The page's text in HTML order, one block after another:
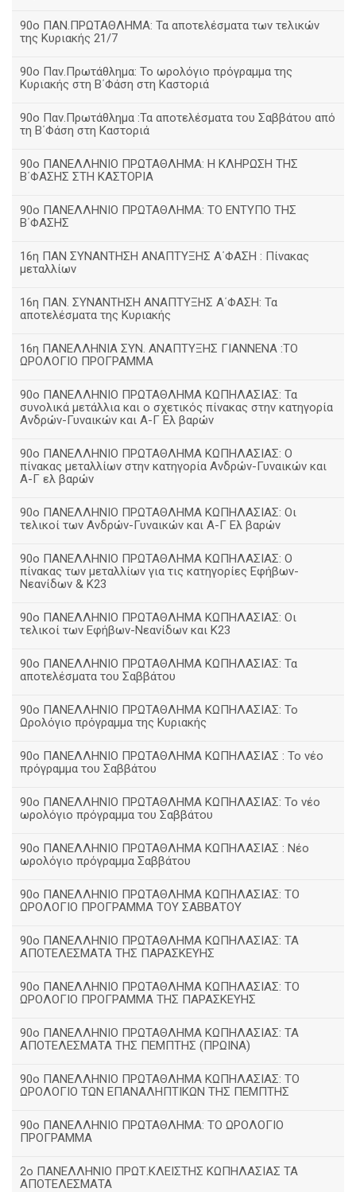
90ο ΠΑΝ.ΠΡΩΤΑΘΛΗΜΑ: Τα αποτελέσματα των τελικών
της Κυριακής 21/7
90ο Παν.Πρωτάθλημα: Το ωρολόγιο πρόγραμμα της
Κυριακής στη Β΄Φάση στη Καστοριά
90ο Παν.Πρωτάθλημα :Τα αποτελέσματα του Σαββάτου από
τη Β΄Φάση στη Καστοριά
90ο ΠΑΝΕΛΛΗΝΙΟ ΠΡΩΤΑΘΛΗΜΑ: Η ΚΛΗΡΩΣΗ ΤΗΣ
Β΄ΦΑΣΗΣ ΣΤΗ ΚΑΣΤΟΡΙΑ
90ο ΠΑΝΕΛΛΗΝΙΟ ΠΡΩΤΑΘΛΗΜΑ: ΤΟ ΕΝΤΥΠΟ ΤΗΣ
Β΄ΦΑΣΗΣ
16η ΠΑΝ ΣΥΝΑΝΤΗΣΗ ΑΝΑΠΤΥΞΗΣ Α΄ΦΑΣΗ : Πίνακας
μεταλλίων
16η ΠΑΝ. ΣΥΝΑΝΤΗΣΗ ΑΝΑΠΤΥΞΗΣ Α΄ΦΑΣΗ: Τα
αποτελέσματα της Κυριακής
16η ΠΑΝΕΛΛΗΝΙΑ ΣΥΝ. ΑΝΑΠΤΥΞΗΣ ΓΙΑΝΝΕΝΑ :ΤΟ
ΩΡΟΛΟΓΙΟ ΠΡΟΓΡΑΜΜΑ
90ο ΠΑΝΕΛΛΗΝΙΟ ΠΡΩΤΑΘΛΗΜΑ ΚΩΠΗΛΑΣΙΑΣ: Τα
συνολικά μετάλλια και ο σχετικός πίνακας στην κατηγορία
Ανδρών-Γυναικών και Α-Γ Ελ βαρών
90ο ΠΑΝΕΛΛΗΝΙΟ ΠΡΩΤΑΘΛΗΜΑ ΚΩΠΗΛΑΣΙΑΣ: Ο
πίνακας μεταλλίων στην κατηγορία Ανδρών-Γυναικών και
Α-Γ ελ βαρών
90ο ΠΑΝΕΛΛΗΝΙΟ ΠΡΩΤΑΘΛΗΜΑ ΚΩΠΗΛΑΣΙΑΣ: Οι
τελικοί των Ανδρών-Γυναικών και Α-Γ Ελ βαρών
90ο ΠΑΝΕΛΛΗΝΙΟ ΠΡΩΤΑΘΛΗΜΑ ΚΩΠΗΛΑΣΙΑΣ: Ο
πίνακας των μεταλλίων για τις κατηγορίες Εφήβων-
Νεανίδων & Κ23
90ο ΠΑΝΕΛΛΗΝΙΟ ΠΡΩΤΑΘΛΗΜΑ ΚΩΠΗΛΑΣΙΑΣ: Οι
τελικοί των Εφήβων-Νεανίδων και Κ23
90o ΠΑΝΕΛΛΗΝΙΟ ΠΡΩΤΑΘΛΗΜΑ ΚΩΠΗΛΑΣΙΑΣ: Τα
αποτελέσματα του Σαββάτου
90ο ΠΑΝΕΛΛΗΝΙΟ ΠΡΩΤΑΘΛΗΜΑ ΚΩΠΗΛΑΣΙΑΣ: Το
Ωρολόγιο πρόγραμμα της Κυριακής
90ο ΠΑΝΕΛΛΗΝΙΟ ΠΡΩΤΑΘΛΗΜΑ ΚΩΠΗΛΑΣΙΑΣ : Το νέο
πρόγραμμα του Σαββάτου
90ο ΠΑΝΕΛΛΗΝΙΟ ΠΡΩΤΑΘΛΗΜΑ ΚΩΠΗΛΑΣΙΑΣ: Το νέο
ωρολόγιο πρόγραμμα του Σαββάτου
90ο ΠΑΝΕΛΛΗΝΙΟ ΠΡΩΤΑΘΛΗΜΑ ΚΩΠΗΛΑΣΙΑΣ : Νέο
ωρολόγιο πρόγραμμα Σαββάτου
90ο ΠΑΝΕΛΛΗΝΙΟ ΠΡΩΤΑΘΛΗΜΑ ΚΩΠΗΛΑΣΙΑΣ: ΤΟ
ΩΡΟΛΟΓΙΟ ΠΡΟΓΡΑΜΜΑ ΤΟΥ ΣΑΒΒΑΤΟΥ
90ο ΠΑΝΕΛΛΗΝΙΟ ΠΡΩΤΑΘΛΗΜΑ ΚΩΠΗΛΑΣΙΑΣ: ΤΑ
ΑΠΟΤΕΛΕΣΜΑΤΑ ΤΗΣ ΠΑΡΑΣΚΕΥΗΣ
90ο ΠΑΝΕΛΛΗΝΙΟ ΠΡΩΤΑΘΛΗΜΑ ΚΩΠΗΛΑΣΙΑΣ: ΤΟ
ΩΡΟΛΟΓΙΟ ΠΡΟΓΡΑΜΜΑ ΤΗΣ ΠΑΡΑΣΚΕΥΗΣ
90ο ΠΑΝΕΛΛΗΝΙΟ ΠΡΩΤΑΘΛΗΜΑ ΚΩΠΗΛΑΣΙΑΣ: ΤΑ
ΑΠΟΤΕΛΕΣΜΑΤΑ ΤΗΣ ΠΕΜΠΤΗΣ (ΠΡΩΙΝΑ)
90o ΠΑΝΕΛΛΗΝΙΟ ΠΡΩΤΑΘΛΗΜΑ ΚΩΠΗΛΑΣΙΑΣ: ΤΟ
ΩΡΟΛΟΓΙΟ ΤΩΝ ΕΠΑΝΑΛΗΠΤΙΚΩΝ ΤΗΣ ΠΕΜΠΤΗΣ
90ο ΠΑΝΕΛΛΗΝΙΟ ΠΡΩΤΑΘΛΗΜΑ: ΤΟ ΩΡΟΛΟΓΙΟ
ΠΡΟΓΡΑΜΜΑ
2ο ΠΑΝΕΛΛΗΝΙΟ ΠΡΩΤ.ΚΛΕΙΣΤΗΣ ΚΩΠΗΛΑΣΙΑΣ ΤΑ
ΑΠΟΤΕΛΕΣΜΑΤΑ